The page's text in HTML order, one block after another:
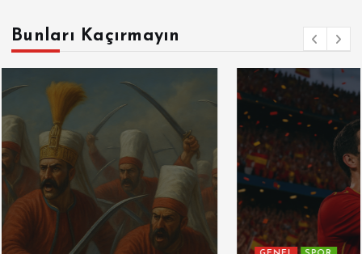
Bunları Kaçırmayın